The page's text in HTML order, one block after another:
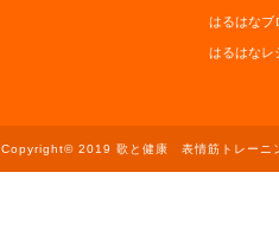
はるはなブ
はるはなレ
Copyright© 2019 歌と健康 表情筋トレーニ